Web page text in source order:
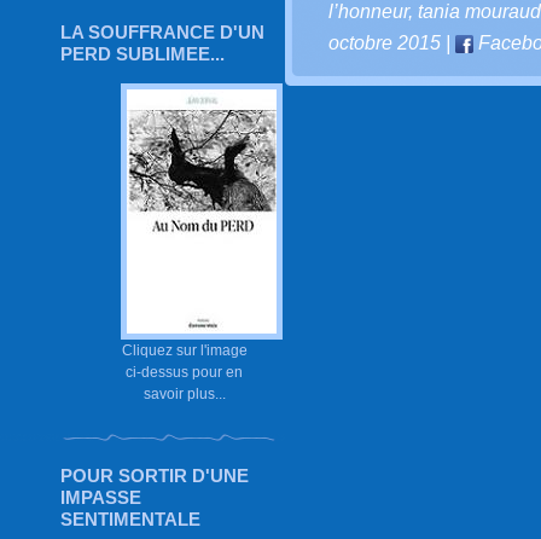
LA SOUFFRANCE D'UN
PERD SUBLIMEE...
Cliquez sur l'image
ci-dessus pour en
savoir plus...
POUR SORTIR D'UNE
IMPASSE
SENTIMENTALE
l’honneur, tania mouraud
octobre 2015